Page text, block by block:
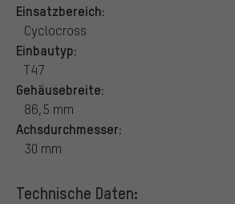
Einsatzbereich:
Cyclocross
Einbautyp:
T47
Gehäusebreite:
86,5 mm
Achsdurchmesser:
30 mm
Technische Daten: